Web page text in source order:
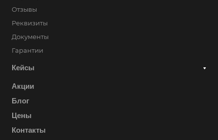
Отзывы
Реквизиты
Документы
Гарантии
Кейсы
Акции
Блог
Цены
Контакты